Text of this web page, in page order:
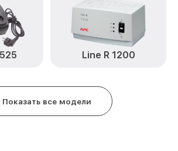
Line R 1200
Показать все модели